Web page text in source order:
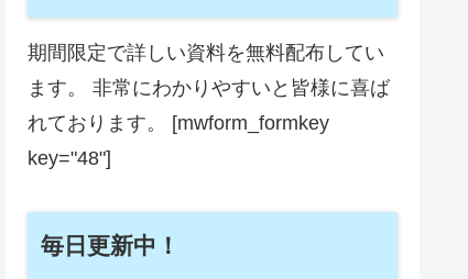
期間限定で詳しい資料を無料配布してい
ます。 非常にわかりやすいと皆様に喜ば
れております。 [mwform_formkey
key="48"]
毎日更新中！